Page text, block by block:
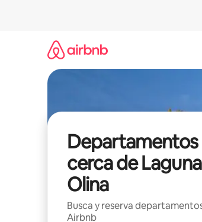
Departamentos
cerca de
Olina
Busca y reserva
Airbnb